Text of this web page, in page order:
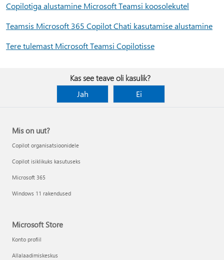
Copilotiga alustamine Microsoft Teamsi koosolekutel
Teamsis Microsoft 365 Copilot Chati kasutamise alustamine
Tere tulemast Microsoft Teamsi Copilotisse
Kas see teave oli kasulik?
Jah
Ei
Mis on uut?
Copilot organisatsioonidele
Copilot isiklikuks kasutuseks
Microsoft 365
Windows 11 rakendused
Microsoft Store
Konto profiil
Allalaadimiskeskus